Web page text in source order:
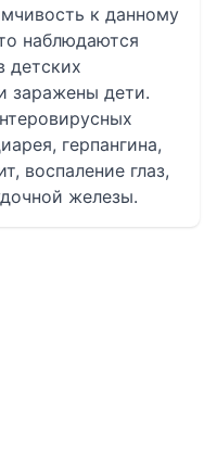
к данному
наблюдаются
детских
заражены дети.
герпангина,
воспаление глаз,
железы.